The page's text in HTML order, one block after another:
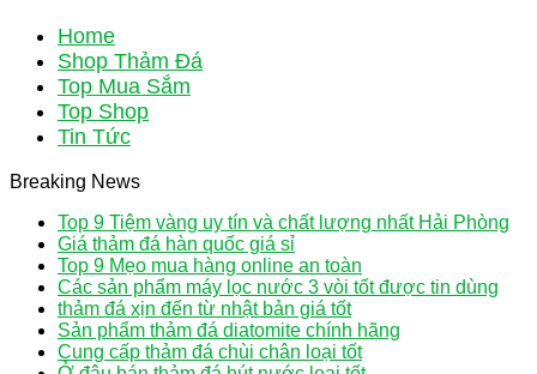
Home
Shop Thảm Đá
Top Mua Sắm
Top Shop
Tin Tức
Breaking News
Top 9 Tiệm vàng uy tín và chất lượng nhất Hải Phòng
Giá thảm đá hàn quốc giá sỉ
Top 9 Mẹo mua hàng online an toàn
Các sản phẩm máy lọc nước 3 vòi tốt được tin dùng
thảm đá xịn đến từ nhật bản giá tốt
Sản phẩm thảm đá diatomite chính hãng
Cung cấp thảm đá chùi chân loại tốt